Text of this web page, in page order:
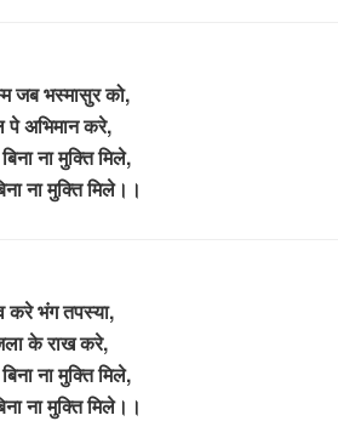
जब भस्मासुर को,
पे अभिमान करे,
ना मुक्ति मिले,
ना मुक्ति मिले।।
करे भंग तपस्या,
के राख करे,
ना मुक्ति मिले,
ना मुक्ति मिले।।